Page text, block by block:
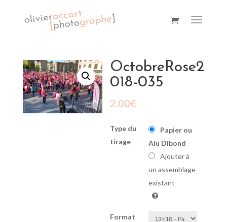
OctobreRose2
018-035
2,00€
Type du
tirage
Papier ou
Alu Dibond
Ajouter à
un assemblage
existant
Format